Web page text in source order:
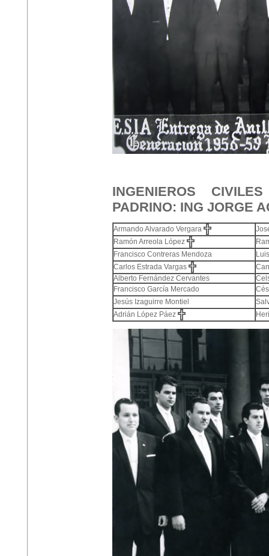
INGENIEROS
PADRINO: ING JORGE
Armando Alvarado Vergara
Ramón Arreola López
Francisco Contreras Mendoza
Carlos Estrada Vargas
Alberto Fernández Cervantes
Francisco García Mercado
Jesús Izaguirre Montiel
Adrián López Páez